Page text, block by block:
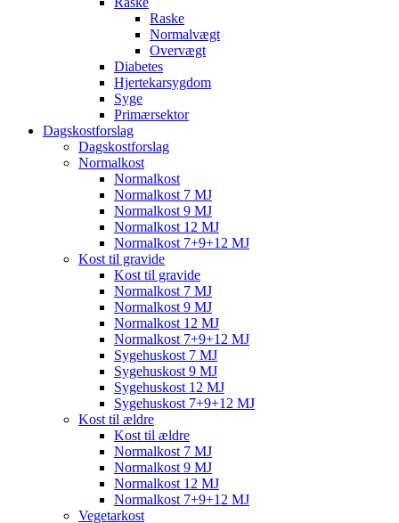
Raske
Normalvægt
Overvægt
Diabetes
Hjertekarsygdom
Syge
Primærsektor
Dagskostforslag
Dagskostforslag
Normalkost
Normalkost
Normalkost 7 MJ
Normalkost 9 MJ
Normalkost 12 MJ
Normalkost 7+9+12 MJ
Kost til gravide
Kost til gravide
Normalkost 7 MJ
Normalkost 9 MJ
Normalkost 12 MJ
Normalkost 7+9+12 MJ
Sygehuskost 7 MJ
Sygehuskost 9 MJ
Sygehuskost 12 MJ
Sygehuskost 7+9+12 MJ
Kost til ældre
Kost til ældre
Normalkost 7 MJ
Normalkost 9 MJ
Normalkost 12 MJ
Normalkost 7+9+12 MJ
Vegetarkost